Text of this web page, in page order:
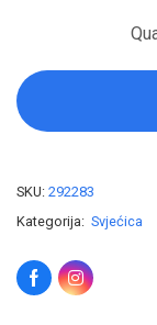
SKU: 292283
Kategorija: Svjećica